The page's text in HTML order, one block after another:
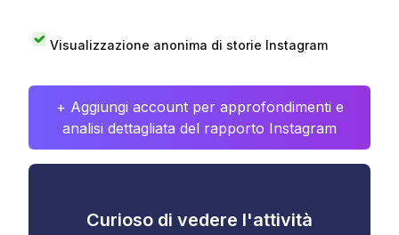
Visualizzazione anonima di storie Instagram
+ Aggiungi account per approfondimenti e
analisi dettagliata del rapporto Instagram
Curioso di vedere l'attività